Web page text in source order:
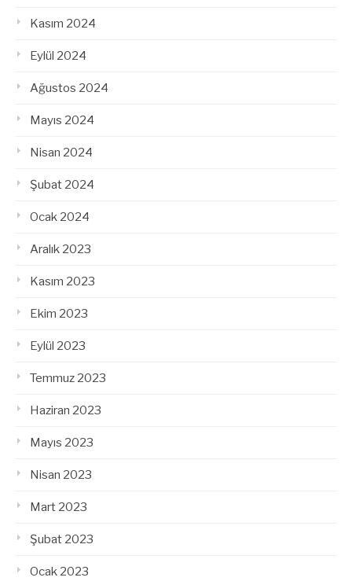
Kasım 2024
Eylül 2024
Ağustos 2024
Mayıs 2024
Nisan 2024
Şubat 2024
Ocak 2024
Aralık 2023
Kasım 2023
Ekim 2023
Eylül 2023
Temmuz 2023
Haziran 2023
Mayıs 2023
Nisan 2023
Mart 2023
Şubat 2023
Ocak 2023